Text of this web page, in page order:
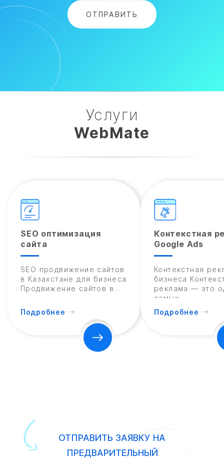
Услуги
WebMate
SEO оптимизация
сайта
SEO продвижение сайтов
в Казахстане для бизнеса
Продвижение сайтов в...
Подробнее
Контекстная
Google Ads
Контекстная
бизнеса
реклама — это
самых...
Подробнее
ОТПРАВИТЬ ЗАЯВКУ НА
ПРЕДВАРИТЕЛЬНЫЙ